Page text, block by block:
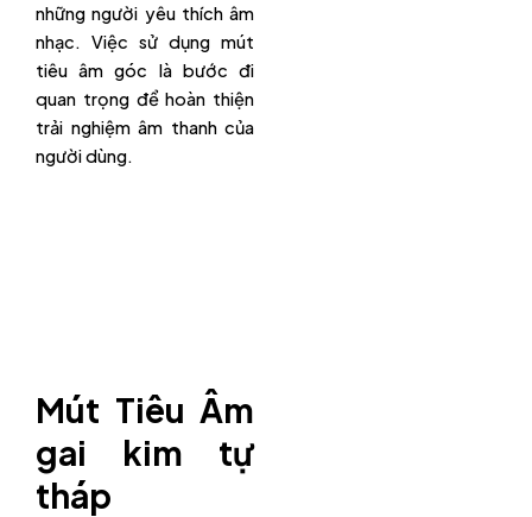
những người yêu thích âm
nhạc. Việc sử dụng mút
tiêu âm góc là bước đi
quan trọng để hoàn thiện
trải nghiệm âm thanh của
người dùng.
Mút Tiêu Âm
gai kim tự
tháp